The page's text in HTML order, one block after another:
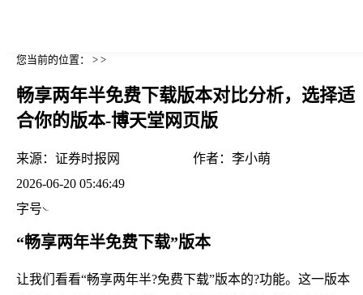
您当前的位置： > >
畅享两年半免费下载版本对比分析，选择适
合你的版本-博天堂网页版
来源： 证券时报网 作者： 李小萌
2026-06-20 05:46:49
字号
“畅享两年半免费下载”版本
让我们看看“畅享两年半?免费下载”版本的?功能。这一版本